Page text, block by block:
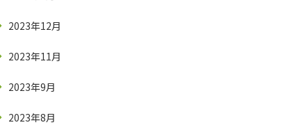
2023年12月
2023年11月
2023年9月
2023年8月